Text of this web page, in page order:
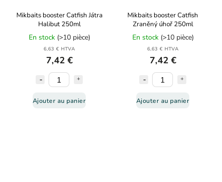
Mikbaits booster Catfish Játra
Halibut 250ml
En stock (>10 pièce)
6,63 € HTVA
7,42 €
Ajouter au panier
Mikbaits booster Catfish
Zraněný úhoř 250ml
En stock (>10 pièce)
6,63 € HTVA
7,42 €
Ajouter au panier